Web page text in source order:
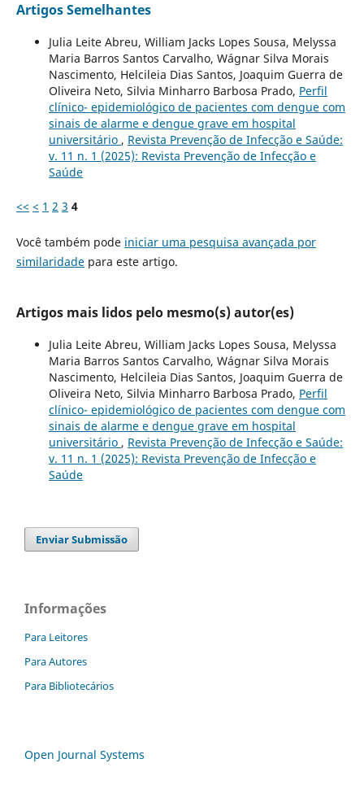
Artigos Semelhantes
Julia Leite Abreu, William Jacks Lopes Sousa, Melyssa
Maria Barros Santos Carvalho, Wágnar Silva Morais
Nascimento, Helcileia Dias Santos, Joaquim Guerra de
Oliveira Neto, Silvia Minharro Barbosa Prado, Perfil
clínico- epidemiológico de pacientes com dengue com
sinais de alarme e dengue grave em hospital
universitário , Revista Prevenção de Infecção e Saúde:
v. 11 n. 1 (2025): Revista Prevenção de Infecção e
Saúde
<< < 1 2 3 4
Você também pode iniciar uma pesquisa avançada por
similaridadepara este artigo.
Artigos mais lidos pelo mesmo(s) autor(es)
Julia Leite Abreu, William Jacks Lopes Sousa, Melyssa
Maria Barros Santos Carvalho, Wágnar Silva Morais
Nascimento, Helcileia Dias Santos, Joaquim Guerra de
Oliveira Neto, Silvia Minharro Barbosa Prado, Perfil
clínico- epidemiológico de pacientes com dengue com
sinais de alarme e dengue grave em hospital
universitário , Revista Prevenção de Infecção e Saúde:
v. 11 n. 1 (2025): Revista Prevenção de Infecção e
Saúde
Enviar Submissão
Informações
Para Leitores
Para Autores
Para Bibliotecários
Open Journal Systems